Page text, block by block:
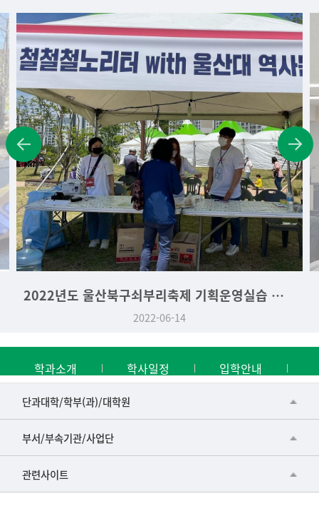
2022년도 울산북구쇠부리축제 기획운영실습 역사문화학과 부스
2022-06-14
학과소개 학사일정 입학안내
단과대학/학부(과)/대학원
■인문대학
▷국어국문학부
▷일본어·일본학과
부서/부속기관/사업단
공동기기센터
공학교육혁신센터
관련사이트
건강가정지원센터
교수협의회